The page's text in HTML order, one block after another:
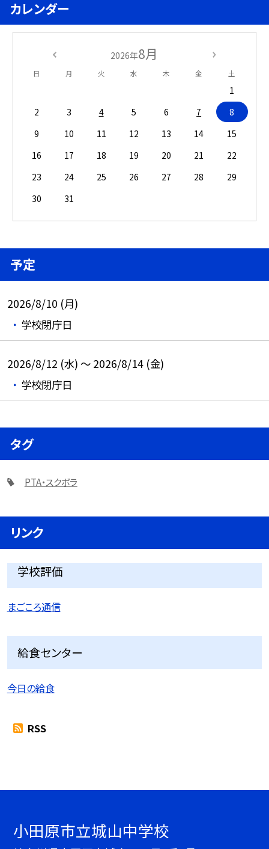
カレンダー
2026年8月
日 月 火 水 木 金 土
1
2
3 4 5 6 7
8
9
10 11 12 13 14
15
16
17 18 19 20 21
22
23
24 25 26 27 28
29
30
31
予定
2026/8/10 (月)
学校閉庁日
2026/8/12 (水) ～ 2026/8/14 (金)
学校閉庁日
タグ
PTA・スクボラ
リンク
学校評価
まごころ通信
給食センター
今日の給食
RSS
小田原市立城山中学校